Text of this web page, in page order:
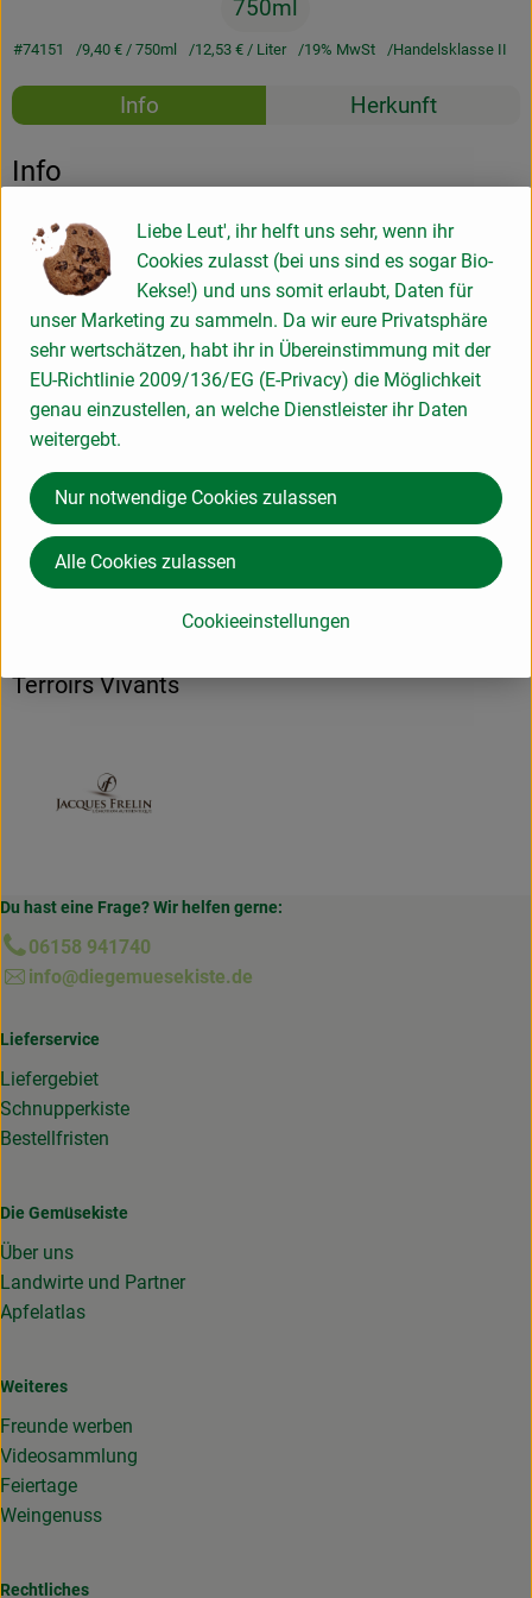
750ml
#74151 9,40 € / 750ml 12,53 € / Liter 19% MwSt Handelsklasse II
Rezepte
Info Herkunft
Info
Produktinformationen
Produktdatenblatt
Herkunft
Hersteller: Fre
Terroirs Vivants
Du hast eine Frage? Wir helfen gerne:
06158 941740
info@diegemuesekiste.de
Lieferservice
Liefergebiet
Schnupperkiste
Bestellfristen
Die Gemüsekiste
Über uns
Landwirte und Partner
Apfelatlas
Weiteres
Freunde werben
Videosammlung
Feiertage
Weingenuss
Rechtliches
Liebe Leut', ihr helft uns sehr, wenn ihr
Cookies zulasst (bei uns sind es sogar Bio-
Kekse!) und uns somit erlaubt, Daten für
unser Marketing zu sammeln. Da wir eure Privatsphäre
sehr wertschätzen, habt ihr in Übereinstimmung mit der
EU-Richtlinie 2009/136/EG (E-Privacy) die Möglichkeit
genau einzustellen, an welche Dienstleister ihr Daten
weitergebt.
Cookieeinstellungen
Nur notwendige Cookies zulassen
Alle Cookies zulassen